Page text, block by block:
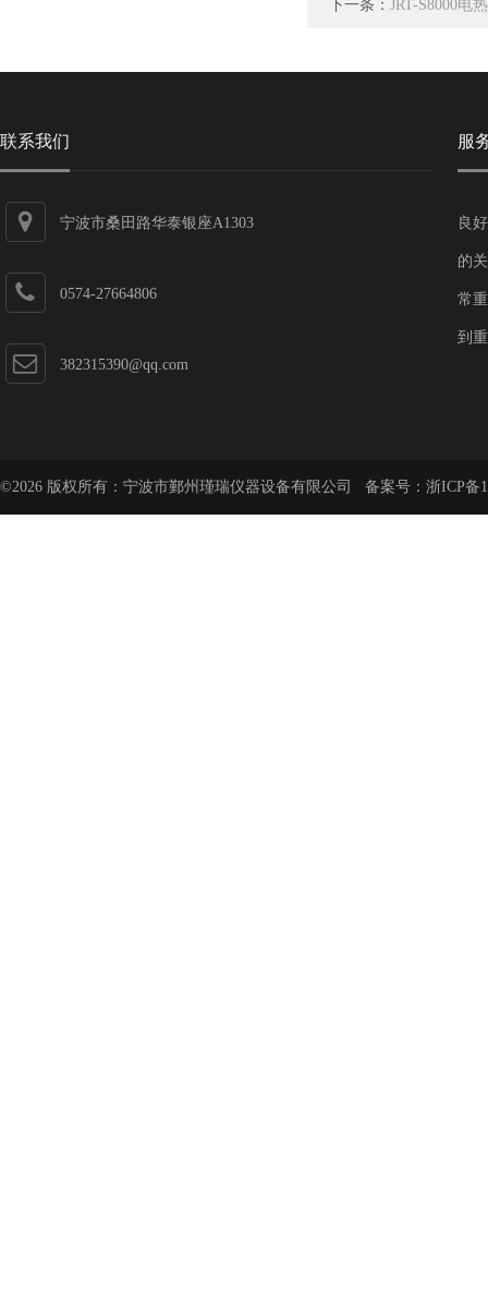
下一条： JRT-S8000电
联系我们
宁波市桑田路华泰银座A1303
0574-27664806
382315390@qq.com
服
良
的
常
到
©2026 版权所有：宁波市鄞州瑾瑞仪器设备有限公司 备案号： 浙ICP备